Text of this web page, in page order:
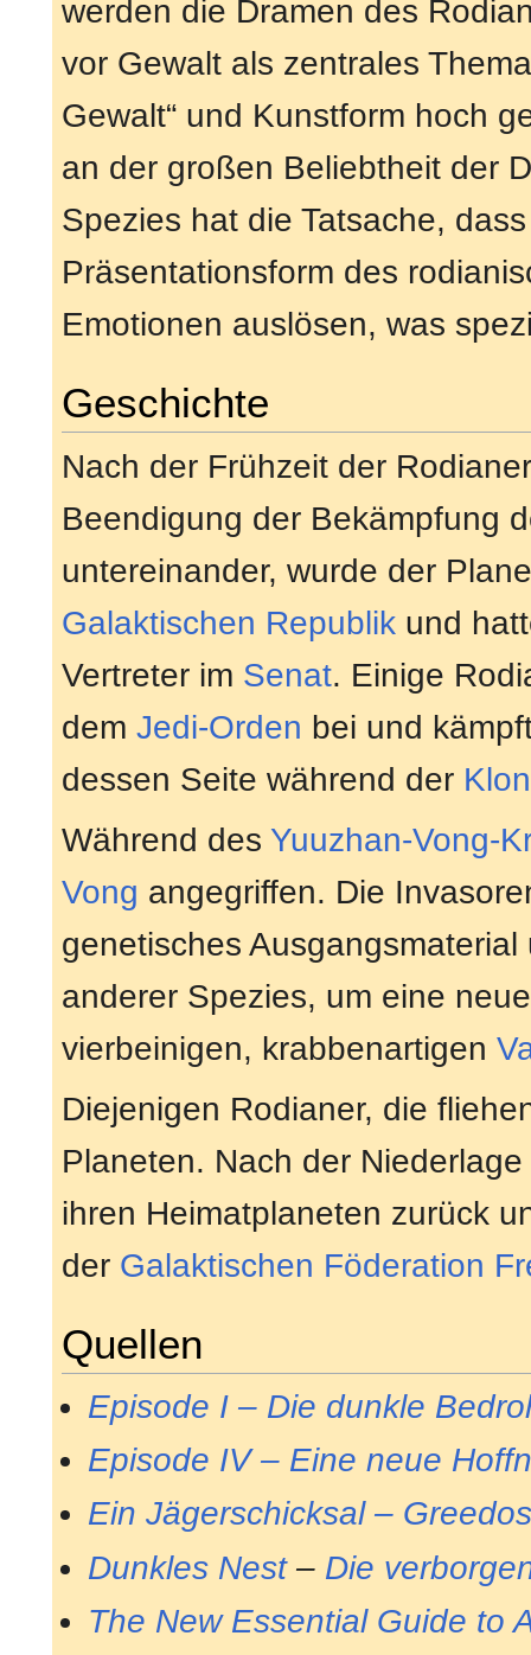
werden die Dramen des
vor Gewalt als zentrales
Gewalt“ und Kunstform hoch
an der großen Beliebtheit der
Spezies hat die Tatsache,
Präsentationsform des
Emotionen auslösen, was
Geschichte
Nach der Frühzeit der
Beendigung der Bekämpfung
untereinander, wurde der
Galaktischen Republik und
Vertreter im Senat. Einige
dem Jedi-Orden bei und
dessen Seite während der
Während des Yuuzhan-Vong-
Vong angegriffen. Die
genetisches
anderer Spezies, um eine
vierbeinigen, krabbenartigen
Diejenigen Rodianer, die
Planeten. Nach der
ihren Heimatplaneten zurück
der Galaktischen Föderation
Quellen
Episode I – Die dunkle
Episode IV – Eine neue
Ein Jägerschicksal –
Dunkles Nest– Die
The New Essential Guide to